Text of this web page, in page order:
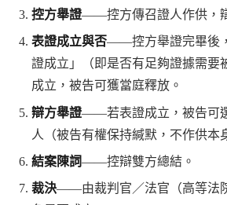
控方舉證——控方傳召證人作供，
表證成立與否——控方舉證完畢後
證成立」（即是否有足夠證據需要
成立，被告可獲當庭釋放。
辯方舉證——若表證成立，被告可
人（被告有權保持緘默，不作供本
結案陳詞——控辯雙方總結。
裁決——由裁判官／法官（高等法